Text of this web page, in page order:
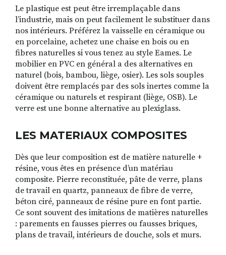
Le plastique est peut être irremplaçable dans
l’industrie, mais on peut facilement le substituer dans
nos intérieurs. Préférez la vaisselle en céramique ou
en porcelaine, achetez une chaise en bois ou en
fibres naturelles si vous tenez au style Eames. Le
mobilier en PVC en général a des alternatives en
naturel (bois, bambou, liège, osier). Les sols souples
doivent être remplacés par des sols inertes comme la
céramique ou naturels et respirant (liège, OSB). Le
verre est une bonne alternative au plexiglass.
LES MATERIAUX COMPOSITES
Dès que leur composition est de matière naturelle +
résine, vous êtes en présence d’un matériau
composite. Pierre reconstituée, pâte de verre, plans
de travail en quartz, panneaux de fibre de verre,
béton ciré, panneaux de résine pure en font partie.
Ce sont souvent des imitations de matières naturelles
: parements en fausses pierres ou fausses briques,
plans de travail, intérieurs de douche, sols et murs.